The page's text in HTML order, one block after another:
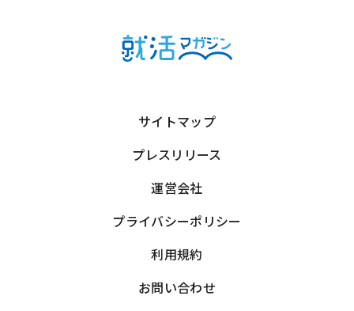
サイトマップ
プレスリリース
運営会社
プライバシーポリシー
利用規約
お問い合わせ